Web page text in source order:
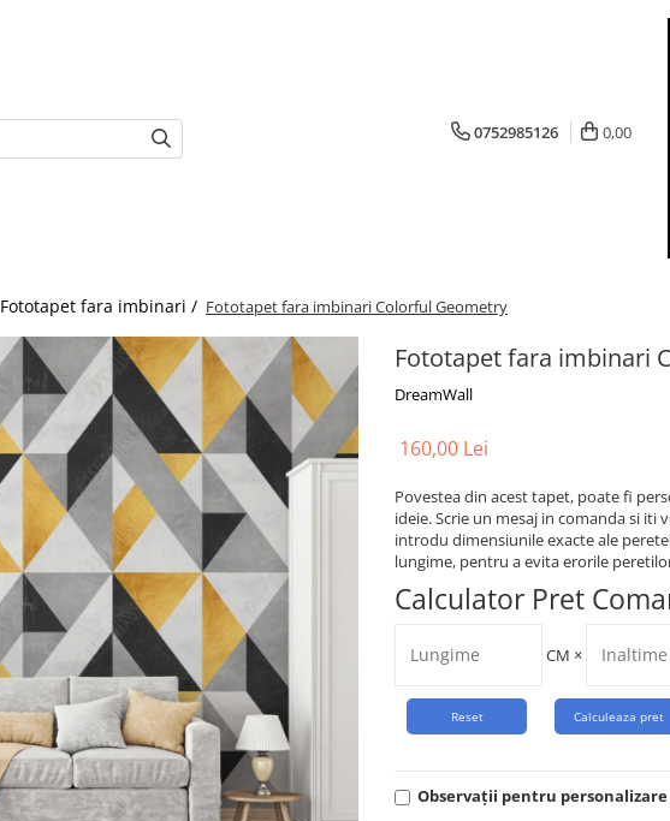
0752985126 0,00
Fototapet fara imbinari / Fototapet fara imbinari Colorful Geometry
Fototapet fara imbinari
DreamWall
160,00 Lei
Povestea din acest tapet, poate fi
ideie. Scrie un mesaj in comanda si
introdu dimensiunile exacte ale
lungime, pentru a evita erorile
Calculator Pret
CM ×
Observații pentru personalizare